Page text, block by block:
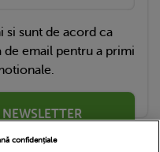
si sunt de acord ca
email pentru a primi
confidențiale